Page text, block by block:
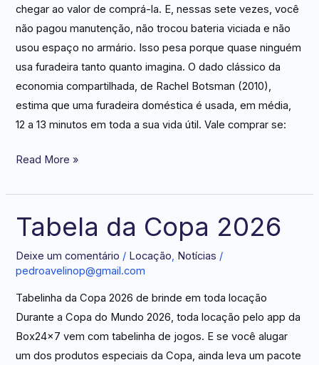
chegar ao valor de comprá-la. E, nessas sete vezes, você
não pagou manutenção, não trocou bateria viciada e não
usou espaço no armário. Isso pesa porque quase ninguém
usa furadeira tanto quanto imagina. O dado clássico da
economia compartilhada, de Rachel Botsman (2010),
estima que uma furadeira doméstica é usada, em média,
12 a 13 minutos em toda a sua vida útil. Vale comprar se:
Read More »
Tabela da Copa 2026
Deixe um comentário / Locação, Notícias /
pedroavelinop@gmail.com
Tabelinha da Copa 2026 de brinde em toda locação
Durante a Copa do Mundo 2026, toda locação pelo app da
Box24x7 vem com tabelinha de jogos. E se você alugar
um dos produtos especiais da Copa, ainda leva um pacote
Tabela
da
Copa
2026